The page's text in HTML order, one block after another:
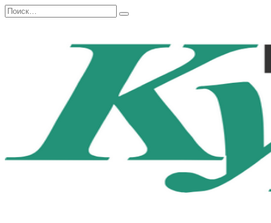
Перейти
к
Search
for: